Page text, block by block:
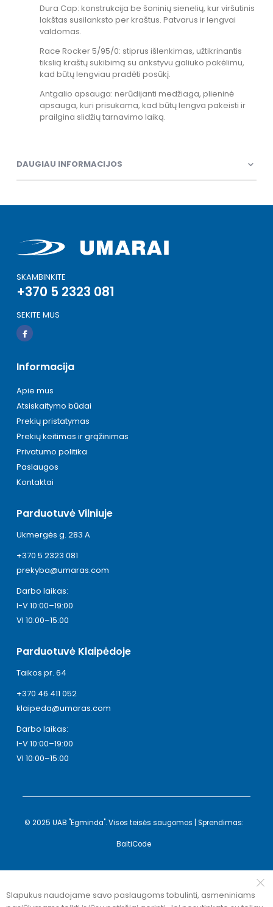
Dura Cap: konstrukcija be šoninių sienelių, kur viršutinis
lakštas susilanksto per kraštus. Patvarus ir lengvai
valdomas.
Race Rocker 5/95/0: stiprus išlenkimas, užtikrinantis
tikslią kraštų sukibimą su ankstyvu galiuko pakėlimu,
kad būtų lengviau pradėti posūkį.
Antgalio apsauga: nerūdijanti medžiaga, plieninė
apsauga, kuri prisukama, kad būtų lengva pakeisti ir
prailgina slidžių tarnavimo laiką.
DAUGIAU INFORMACIJOS
SKAMBINKITE
+370 5 2323 081
SEKITE MUS
Informacija
Apie mus
Atsiskaitymo būdai
Prekių pristatymas
Prekių keitimas ir grąžinimas
Privatumo politika
Paslaugos
Kontaktai
Parduotuvė Vilniuje
Ukmergės g. 283 A
+370 5 2323 081
prekyba@umaras.com
Darbo laikas:
I-V 10:00–19:00
VI 10:00–15:00
Parduotuvė Klaipėdoje
Taikos pr. 64
+370 46 411 052
klaipeda@umaras.com
Darbo laikas:
I-V 10:00–19:00
VI 10:00–15:00
© 2025 UAB "Egminda". Visos teisės saugomos | Sprendimas:
BaltiCode
Slapukus naudojame savo paslaugoms tobulinti, asmeniniams